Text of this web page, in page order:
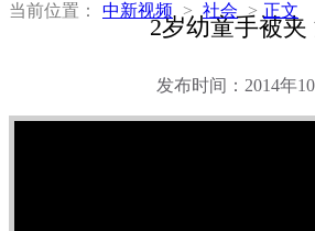
当前位置： 中新视频 > 社会 > 正文
2岁幼童手被夹
发布时间：2014年